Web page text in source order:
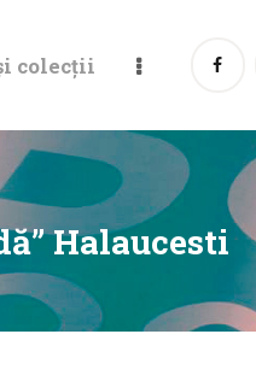
colecții
Halaucesti